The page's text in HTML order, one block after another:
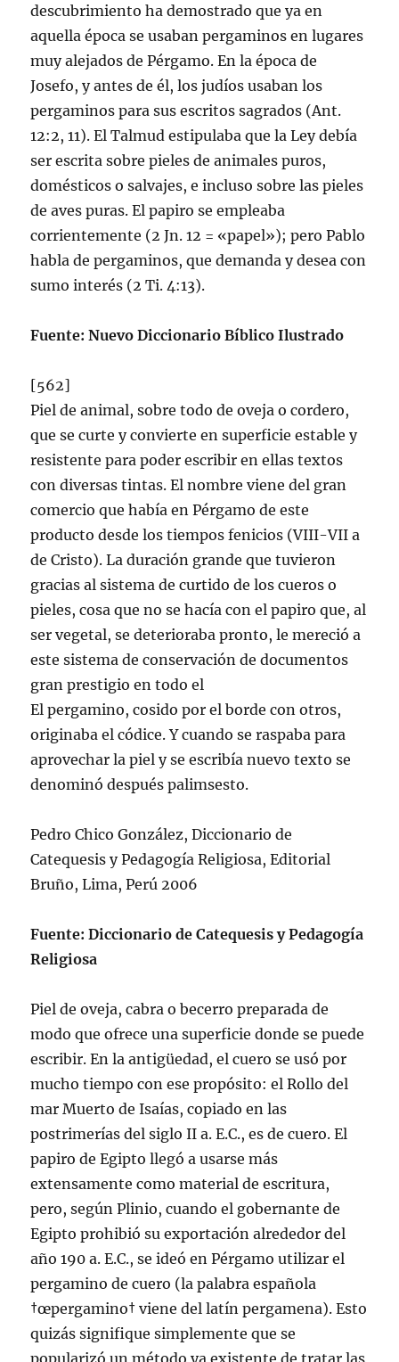
descubrimiento ha demostrado que ya en
aquella época se usaban pergaminos en lugares
muy alejados de Pérgamo. En la época de
Josefo, y antes de él, los judí­os usaban los
pergaminos para sus escritos sagrados (Ant.
12:2, 11). El Talmud estipulaba que la Ley debí­a
ser escrita sobre pieles de animales puros,
domésticos o salvajes, e incluso sobre las pieles
de aves puras. El papiro se empleaba
corrientemente (2 Jn. 12 = «papel»); pero Pablo
habla de pergaminos, que demanda y desea con
sumo interés (2 Ti. 4:13).
Fuente: Nuevo Diccionario Bíblico Ilustrado
[562]
Piel de animal, sobre todo de oveja o cordero,
que se curte y convierte en superficie estable y
resistente para poder escribir en ellas textos
con diversas tintas. El nombre viene del gran
comercio que habí­a en Pérgamo de este
producto desde los tiempos fenicios (VIII-VII a
de Cristo). La duración grande que tuvieron
gracias al sistema de curtido de los cueros o
pieles, cosa que no se hací­a con el papiro que, al
ser vegetal, se deterioraba pronto, le mereció a
este sistema de conservación de documentos
gran prestigio en todo el
El pergamino, cosido por el borde con otros,
originaba el códice. Y cuando se raspaba para
aprovechar la piel y se escribí­a nuevo texto se
denominó después palimsesto.
Pedro Chico González, Diccionario de
Catequesis y Pedagogí­a Religiosa, Editorial
Bruño, Lima, Perú 2006
Fuente: Diccionario de Catequesis y Pedagogía
Religiosa
Piel de oveja, cabra o becerro preparada de
modo que ofrece una superficie donde se puede
escribir. En la antigüedad, el cuero se usó por
mucho tiempo con ese propósito: el Rollo del
mar Muerto de Isaí­as, copiado en las
postrimerí­as del siglo II a. E.C., es de cuero. El
papiro de Egipto llegó a usarse más
extensamente como material de escritura,
pero, según Plinio, cuando el gobernante de
Egipto prohibió su exportación alrededor del
año 190 a. E.C., se ideó en Pérgamo utilizar el
pergamino de cuero (la palabra española
†œpergamino† viene del latí­n pergamena). Esto
quizás signifique simplemente que se
popularizó un método ya existente de tratar las